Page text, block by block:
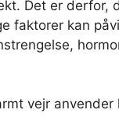
Det er derfor,
faktorer kan
vejr anvender